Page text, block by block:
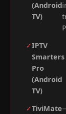
(Android
TV)
✓IPTV
Smarters
Pro
(Android
TV)
✓TiviMate